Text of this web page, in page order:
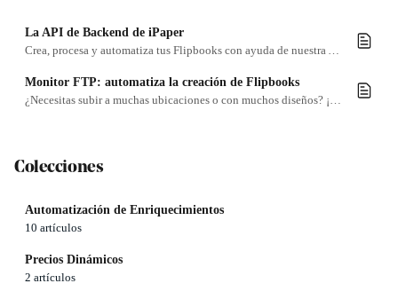
La API de Backend de iPaper
Crea, procesa y automatiza tus Flipbooks con ayuda de nuestra API de backend. ¡Descubre cómo!
Monitor FTP: automatiza la creación de Flipbooks
¿Necesitas subir a muchas ubicaciones o con muchos diseños? ¡No hay problema!
Colecciones
Automatización de Enriquecimientos
10 artículos
Precios Dinámicos
2 artículos